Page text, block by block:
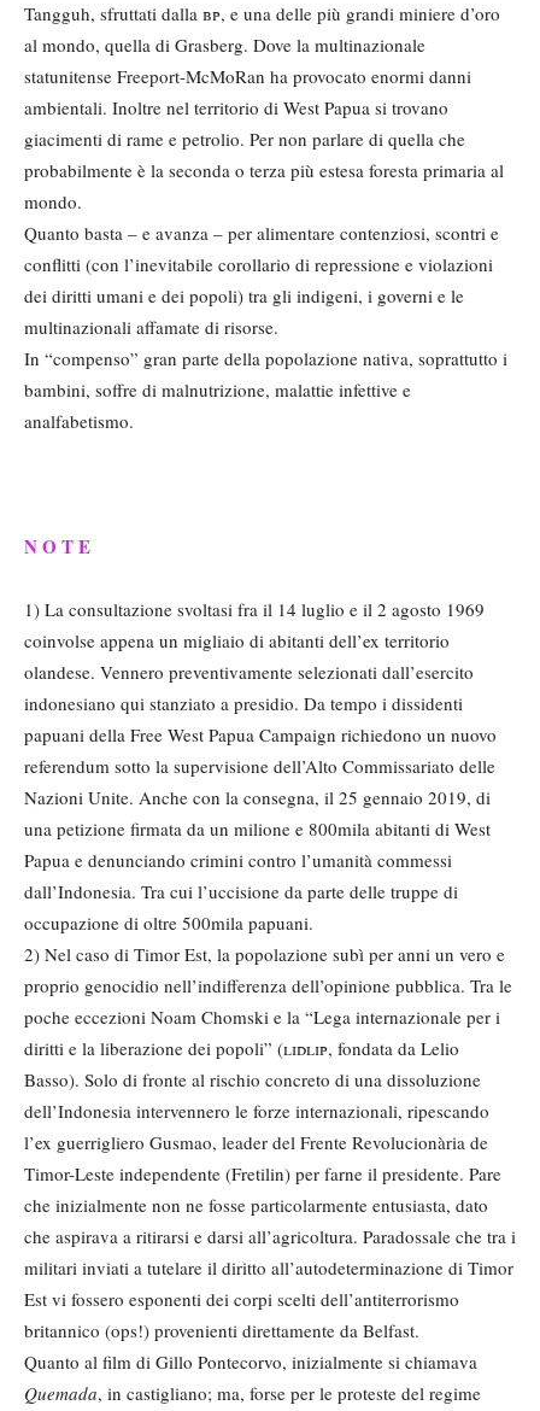
Tangguh, sfruttati dalla bp, e una delle più grandi miniere d’oro
al mondo, quella di Grasberg. Dove la multinazionale
statunitense Freeport-McMoRan ha provocato enormi danni
ambientali. Inoltre nel territorio di West Papua si trovano
giacimenti di rame e petrolio. Per non parlare di quella che
probabilmente è la seconda o terza più estesa foresta primaria al
mondo.
Quanto basta – e avanza – per alimentare contenziosi, scontri e
conflitti (con l’inevitabile corollario di repressione e violazioni
dei diritti umani e dei popoli) tra gli indigeni, i governi e le
multinazionali affamate di risorse.
In “compenso” gran parte della popolazione nativa, soprattutto i
bambini, soffre di malnutrizione, malattie infettive e
analfabetismo.
N O T E
1) La consultazione svoltasi fra il 14 luglio e il 2 agosto 1969
coinvolse appena un migliaio di abitanti dell’ex territorio
olandese. Vennero preventivamente selezionati dall’esercito
indonesiano qui stanziato a presidio. Da tempo i dissidenti
papuani della Free West Papua Campaign richiedono un nuovo
referendum sotto la supervisione dell’Alto Commissariato delle
Nazioni Unite. Anche con la consegna, il 25 gennaio 2019, di
una petizione firmata da un milione e 800mila abitanti di West
Papua e denunciando crimini contro l’umanità commessi
dall’Indonesia. Tra cui l’uccisione da parte delle truppe di
occupazione di oltre 500mila papuani.
2) Nel caso di Timor Est, la popolazione subì per anni un vero e
proprio genocidio nell’indifferenza dell’opinione pubblica. Tra le
poche eccezioni Noam Chomski e la “Lega internazionale per i
diritti e la liberazione dei popoli” (lidlip, fondata da Lelio
Basso). Solo di fronte al rischio concreto di una dissoluzione
dell’Indonesia intervennero le forze internazionali, ripescando
l’ex guerrigliero Gusmao, leader del Frente Revolucionària de
Timor-Leste independente (Fretilin) per farne il presidente. Pare
che inizialmente non ne fosse particolarmente entusiasta, dato
che aspirava a ritirarsi e darsi all’agricoltura. Paradossale che tra i
militari inviati a tutelare il diritto all’autodeterminazione di Timor
Est vi fossero esponenti dei corpi scelti dell’antiterrorismo
britannico (ops!) provenienti direttamente da Belfast.
Quanto al film di Gillo Pontecorvo, inizialmente si chiamava
Quemada, in castigliano; ma, forse per le proteste del regime